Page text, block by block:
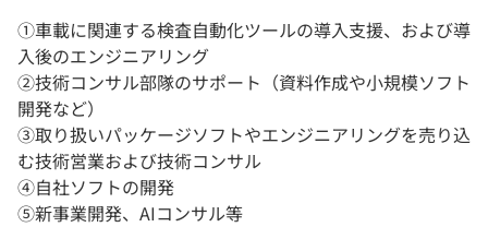
①車載に関連する検査自動化ツールの導入支援、および導
入後のエンジニアリング
②技術コンサル部隊のサポート（資料作成や小規模ソフト
開発など）
③取り扱いパッケージソフトやエンジニアリングを売り込
む技術営業および技術コンサル
④自社ソフトの開発
➄新事業開発、AIコンサル等